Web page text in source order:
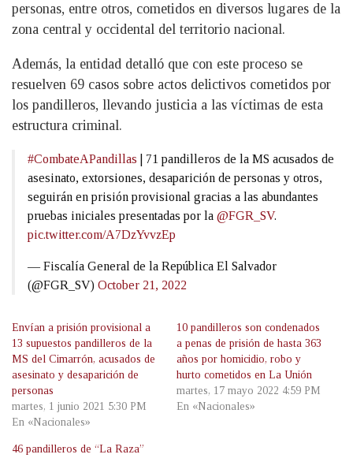
personas, entre otros, cometidos en diversos lugares de la
zona central y occidental del territorio nacional.
Además, la entidad detalló que con este proceso se
resuelven 69 casos sobre actos delictivos cometidos por
los pandilleros, llevando justicia a las víctimas de esta
estructura criminal.
#CombateAPandillas | 71 pandilleros de la MS acusados de
asesinato, extor­siones, desaparición de personas y otro­s,
seguirán en prisión provisional gracias a las abundantes
pruebas iniciales presentadas por la @FGR_SV.
pic.twitter.com/A7DzYvvzEp
— Fiscalía General de la República El Salvador
(@FGR_SV) October 21, 2022
Envían a prisión provisional a
13 supuestos pandilleros de la
MS del Cimarrón, acusados de
asesinato y desaparición de
personas
martes, 1 junio 2021 5:30 PM
En «Nacionales»
10 pandilleros son condenados
a penas de prisión de hasta 363
años por homicidio, robo y
hurto cometidos en La Unión
martes, 17 mayo 2022 4:59 PM
En «Nacionales»
46 pandilleros de “La Raza”